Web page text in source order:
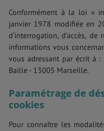
Conformément à la loi «
janvier 1978 modifiée en
d’interrogation, d’accès,
informations vous
vous adressant par écrit à
Baille - 13005 Marseille.
Paramétrage de
cookies
Pour connaître les